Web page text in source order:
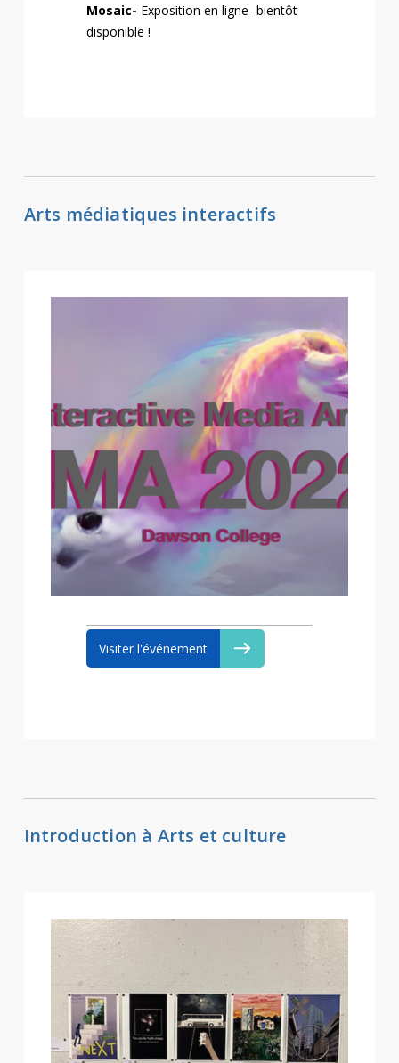
Mosaic- Exposition en ligne- bientôt
disponible !
Arts médiatiques interactifs
Visiter l'événement
Introduction à Arts et culture